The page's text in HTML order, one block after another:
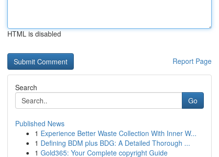
HTML is disabled
Report Page
Search
Go
Published News
1 Experience Better Waste Collection With Inner W...
1 Defining BDM plus BDG: A Detailed Thorough ...
1 Gold365: Your Complete copyright Guide